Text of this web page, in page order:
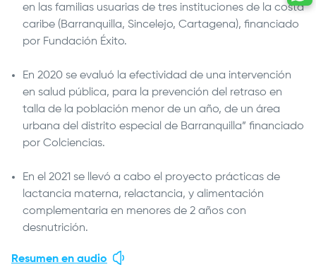
en las familias usuarias de tres instituciones de la costa
caribe (Barranquilla, Sincelejo, Cartagena), financiado
por Fundación Éxito.
En 2020 se evaluó la efectividad de una intervención
en salud pública, para la prevención del retraso en
talla de la población menor de un año, de un área
urbana del distrito especial de Barranquilla” financiado
por Colciencias.
En el 2021 se llevó a cabo el proyecto prácticas de
lactancia materna, relactancia, y alimentación
complementaria en menores de 2 años con
desnutrición.
Resumen en audio